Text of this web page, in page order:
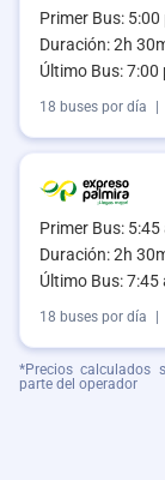
Primer Bus: 5:00
Duración: 2h
Último Bus: 7:00
18 buses por día
Primer Bus: 5:45
Duración: 2h
Último Bus: 7:45
18 buses por día
*Precios calculados
parte del operador